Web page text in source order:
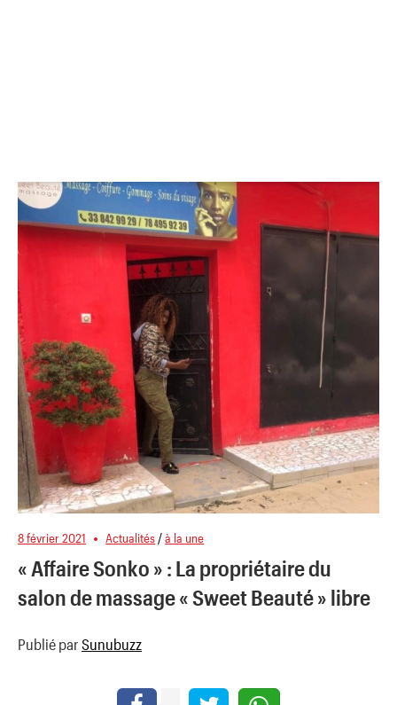
8 février 2021 Actualités /à la une
« Affaire Sonko » : La propriétaire du
salon de massage « Sweet Beauté » libre
Publié par Sunubuzz